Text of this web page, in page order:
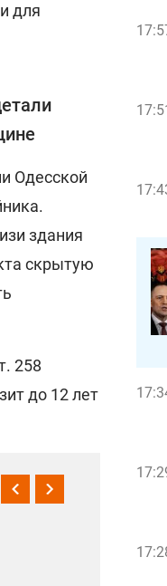
для
Одесской
здания
скрытую
258
до 12 лет